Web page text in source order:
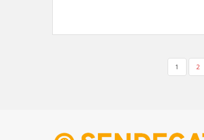
SEITENNUMMERIERUNG
1 2